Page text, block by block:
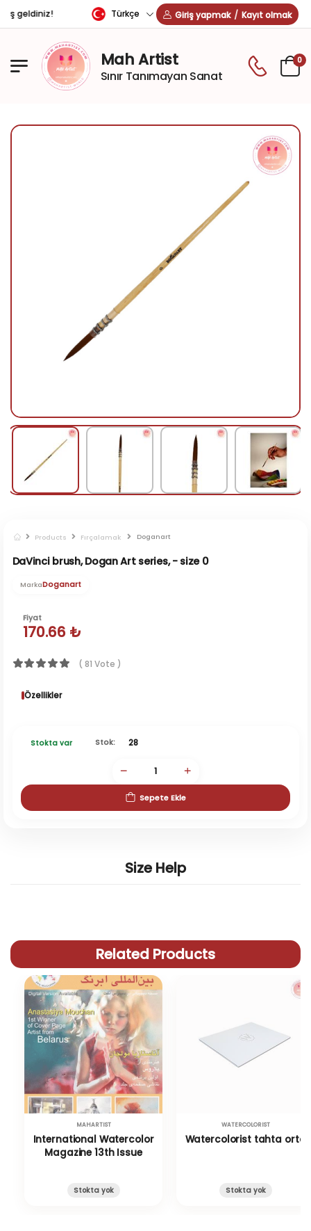
geldiniz! Türkçe Giriş yapmak / Kayıt olmak
Mah Artist
Sınır Tanımayan Sanat
0
Products Fırçalamak Doganart
DaVinci brush, Dogan Art series, - size 0
MarkaDoganart
Fiyat
170.66 ₺
( 81 Vote )
Özellikler
Stokta var Stok: 28
Sepete Ekle
Size Help
Related Products
WATERCOLORIST
Watercolorist tahta orta
Stokta yok
MAHARTIST
International Watercolor
Magazine 13th Issue
Stokta yok